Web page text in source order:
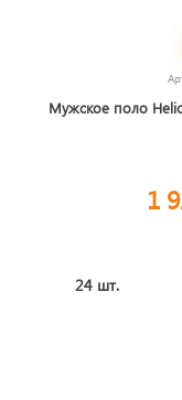
Мужское поло
1
24 шт.